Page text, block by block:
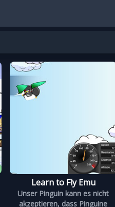
Learn to Fly Emu
Unser Pinguin kann es nicht
akzeptieren, dass Pinguine